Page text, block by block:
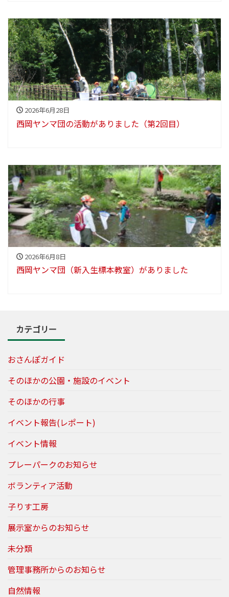
2026年6月28日
西岡ヤンマ団の活動がありました（第2回目）
2026年6月8日
西岡ヤンマ団（新入生標本教室）がありました
カテゴリー
おさんぽガイド
そのほかの公園・施設のイベント
そのほかの行事
イベント報告(レポート)
イベント情報
プレーパークのお知らせ
ボランティア活動
子りす工房
展示室からのお知らせ
未分類
管理事務所からのお知らせ
自然情報